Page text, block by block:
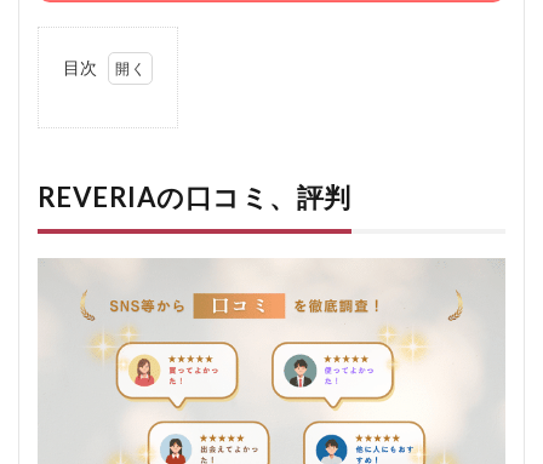
目次
1.1
REVERIA
1.2
REVERIA
の良い口
REVERIAの口コミ、評判